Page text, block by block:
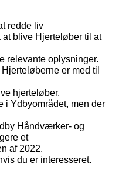
redde liv
at blive Hjerteløber til at
relevante oplysninger.
er med til
hjerteløber.
i Ydbyområdet, men der
Håndværker- og
et
af 2022.
du er interesseret.